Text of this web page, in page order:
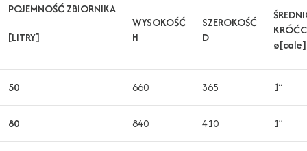
POJEMNOŚĆ ZBIORNIKA
[LITRY]
WYSOKOŚĆ
H
SZEROKOŚĆ
D
ø[cale]
50 660 365 1”
80 840 410 1”